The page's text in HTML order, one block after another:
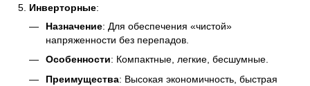
Инверторные:
Назначение: Для обеспечения «чистой»
напряженности без перепадов.
Особенности: Компактные, легкие, бесшумные.
Преимущества: Высокая экономичность, быстрая